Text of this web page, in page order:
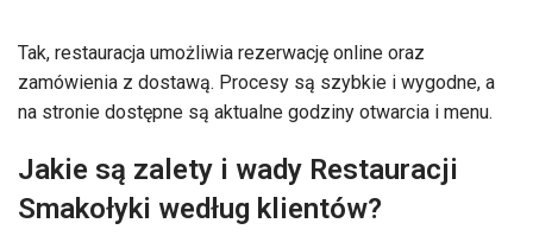
Tak, restauracja umożliwia rezerwację online oraz
zamówienia z dostawą. Procesy są szybkie i wygodne, a
na stronie dostępne są aktualne godziny otwarcia i menu.
Jakie są zalety i wady Restauracji
Smakołyki według klientów?